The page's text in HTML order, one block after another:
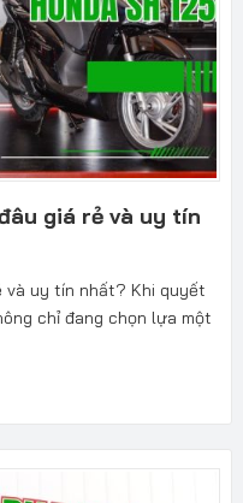
giá rẻ và uy tín
và uy tín nhất? Khi quyết
chỉ đang chọn lựa một